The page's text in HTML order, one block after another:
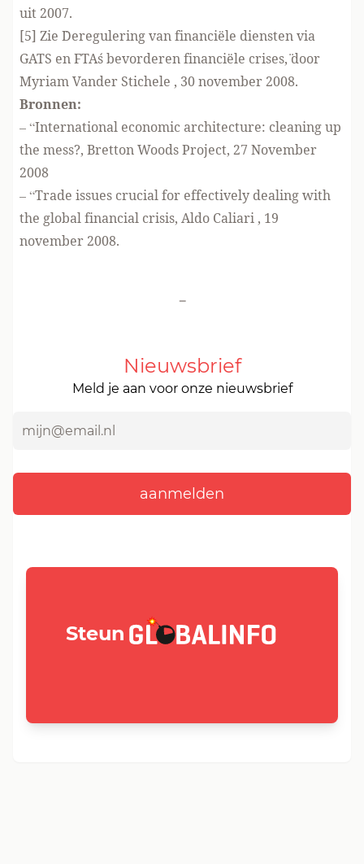
uit 2007.
[5] Zie ¨Deregulering van financiële diensten via
GATS en FTA´s bevorderen financiële crises,¨ door
Myriam Vander Stichele , 30 november 2008.
Bronnen:
– “International economic architecture: cleaning up
the mess?, Bretton Woods Project, 27 November
2008
– “Trade issues crucial for effectively dealing with
the global financial crisis, Aldo Caliari , 19
november 2008.
-
Nieuwsbrief
Meld je aan voor onze nieuwsbrief
Steun GLOBALINFO.nl